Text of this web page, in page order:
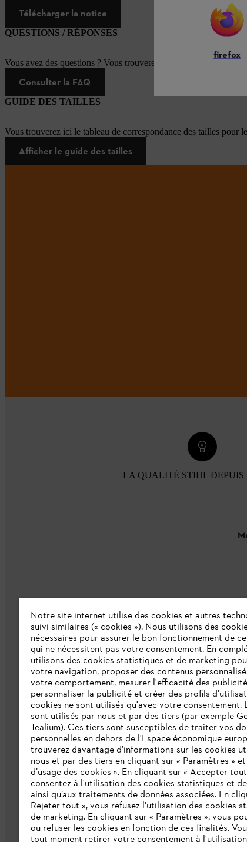
Télécharger la notice
QUESTIONS / RÉPONSES
Vous avez des questions ? Vous trouverez ici les réponses aux
Consulter la FAQ
GUIDE DES TAILLES
Vous trouverez ici le tableau de correspondance des tailles pour
Afficher le guide des tailles
LA QUALITÉ STIHL DEPUIS
L'Entreprise
Collections STIHL
Qui sommes-nous ?
Presse
Ligne Intégrité STIHL
Programme partenaire STIHL
Déclaration d'accessibilité
firefox
Notre site internet utilise des cookies et autres
suivi similaires (« cookies »). Nous utilisons des
nécessaires pour assurer le bon fonctionnement de
qui ne nécessitent pas votre consentement. En
utilisons des cookies statistiques et de marketing
votre navigation, proposer des contenus
votre comportement, mesurer l'efficacité des
personnaliser la publicité et créer des profils
cookies ne sont utilisés qu'avec votre consentement.
sont utilisés par nous et par des tiers (par exemple
Tealium). Ces tiers sont susceptibles de traiter vos
personnelles en dehors de l'Espace économique
trouverez davantage d’informations sur les cookies
nous et par des tiers en cliquant sur « Paramètres »
d’usage des cookies ». En cliquant sur « Accepter
consentez à l'utilisation des cookies statistiques et
ainsi qu’aux traitements de données associées. En
Rejeter tout », vous refusez l'utilisation des cookies
de marketing. En cliquant sur « Paramètres », vous
ou refuser les cookies en fonction de ces finalités.